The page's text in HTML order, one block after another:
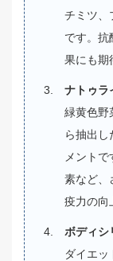
チミツ、
です。抗
果にも期
ナトゥラ
緑黄色野
ら抽出し
メント
素など、
疫力の向
ボディシ
ダイエッ